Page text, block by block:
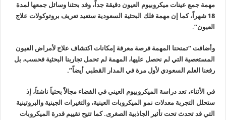
مهمة جمع عينات ميكروبيوم العيون دقيقة جداً، وقد بحثنا وسائل جمعها لمدة
18 شهراً، كما إن مهمة فلك البحثية السعودية ستعيد تعريف بروتوكولات علاج
العيون”.
وأضافت “تمنحنا المهمة فرصة معرفة إمكانات اكتشاف علاج لأمراض العيون
المستعصية التي لم نحصل عليها، المهمة لم تحمل تجاربنا البحثية فحسب، بل
رفعنا العلم السعودي لأول مرة في المدار القطبي أيضاً”.
في الأثناء، تعد دراسة الميكروبيوم العيني في الفضاء مجالاً بحثياً ناشئاً، إذ
ستحلل التجربة معدلات نمو الميكروبات العينية، والتغيرات الجينية والبروتينية
التي قد تحدث تحت تأثير الجاذبية الصغرى. كما تتيح تقييم قدرة الميكروبات